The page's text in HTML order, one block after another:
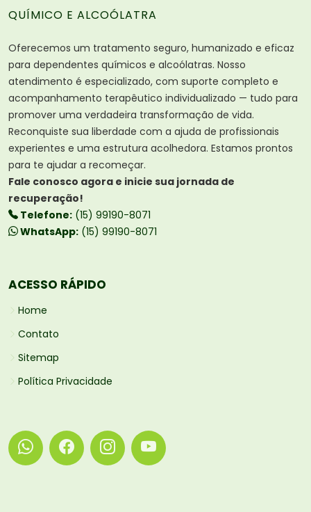
QUÍMICO E ALCOÓLATRA
Oferecemos um tratamento seguro, humanizado e eficaz
para dependentes químicos e alcoólatras. Nosso
atendimento é especializado, com suporte completo e
acompanhamento terapêutico individualizado — tudo para
promover uma verdadeira transformação de vida.
Reconquiste sua liberdade com a ajuda de profissionais
experientes e uma estrutura acolhedora. Estamos prontos
para te ajudar a recomeçar.
Fale conosco agora e inicie sua jornada de
recuperação!
Telefone: (15) 99190-8071
WhatsApp: (15) 99190-8071
ACESSO RÁPIDO
Home
Contato
Sitemap
Política Privacidade